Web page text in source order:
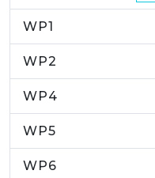
WP1
WP2
WP4
WP5
WP6